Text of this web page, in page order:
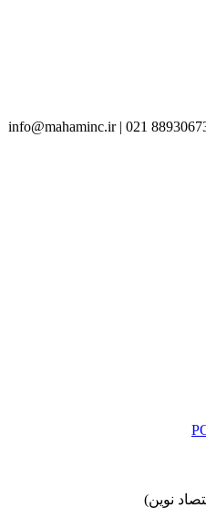
info@mahaminc.ir | 021
نوین)